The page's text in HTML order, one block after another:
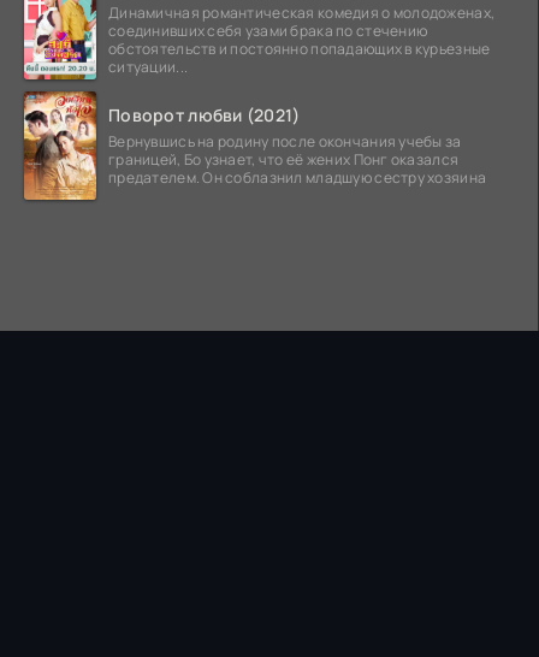
Динамичная романтическая комедия о молодоженах,
соединивших себя узами брака по стечению
обстоятельств и постоянно попадающих в курьезные
ситуации...
Поворот любви (2021)
Вернувшись на родину после окончания учебы за
границей, Бо узнает, что её жених Понг оказался
предателем. Он соблазнил младшую сестру хозяина